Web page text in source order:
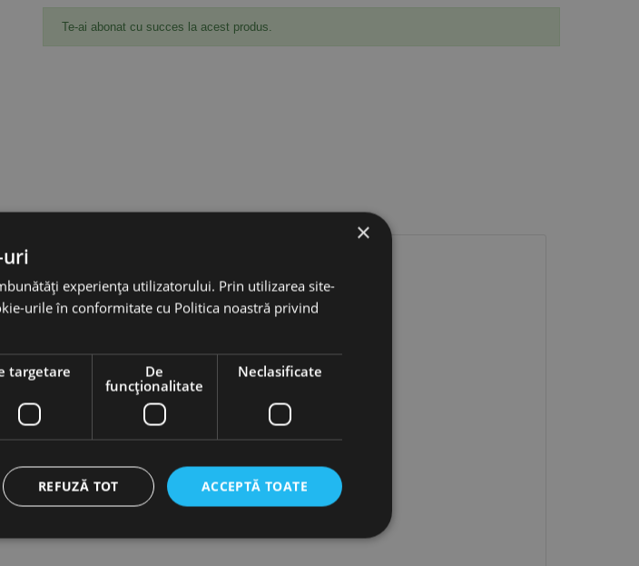
Te-ai abonat cu succes la acest produs.
×
uri
experiența utilizatorului. Prin utilizarea site-
urile în conformitate cu Politica noastră privind
targetare
De
funcţionalitate
Neclasificate
ACCEPTĂ TOATE
REFUZĂ TOT